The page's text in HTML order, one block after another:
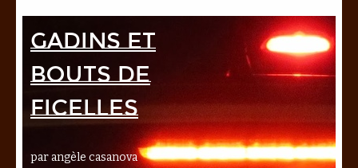
Gadins et
bouts de
ficelles
par angèle casanova